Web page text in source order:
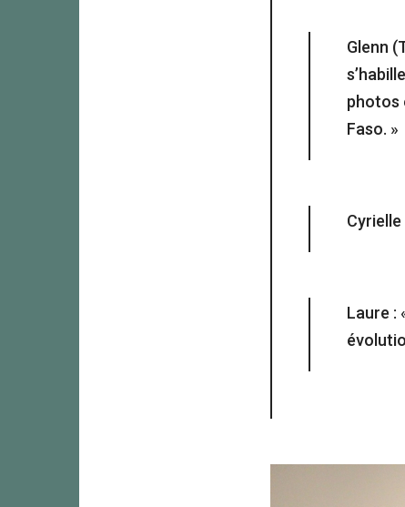
Glenn
photos
Faso. »
Cyrielle
Laure :